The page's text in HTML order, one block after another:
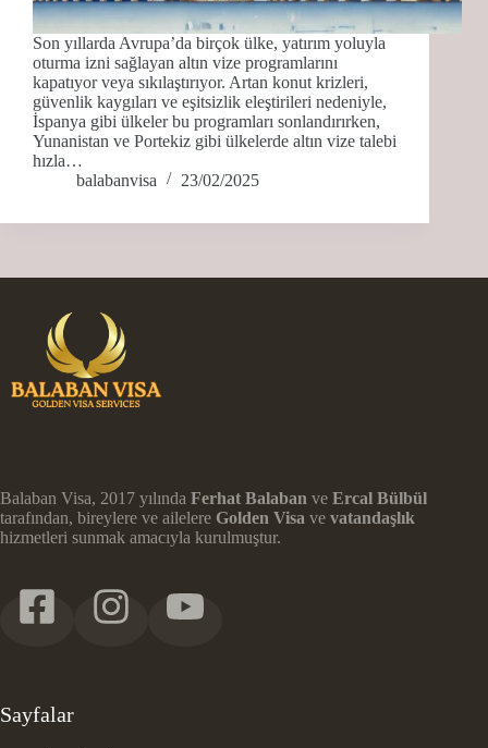
Son yıllarda Avrupa’da birçok ülke, yatırım yoluyla
oturma izni sağlayan altın vize programlarını
kapatıyor veya sıkılaştırıyor. Artan konut krizleri,
güvenlik kaygıları ve eşitsizlik eleştirileri nedeniyle,
İspanya gibi ülkeler bu programları sonlandırırken,
Yunanistan ve Portekiz gibi ülkelerde altın vize talebi
hızla…
balabanvisa
23/02/2025
Balaban Visa, 2017 yılında Ferhat Balaban ve Ercal Bülbül
tarafından, bireylere ve ailelere Golden Visa ve vatandaşlık
hizmetleri sunmak amacıyla kurulmuştur.
Sayfalar